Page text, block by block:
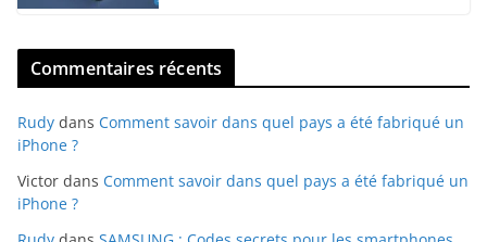
Commentaires récents
Rudy dans Comment savoir dans quel pays a été fabriqué un
iPhone ?
Victor dans Comment savoir dans quel pays a été fabriqué un
iPhone ?